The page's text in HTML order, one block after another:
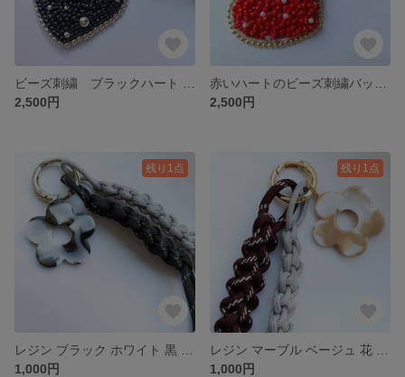
2,500円
2,500円
残り1点
1,000円
残り1点
1,000円